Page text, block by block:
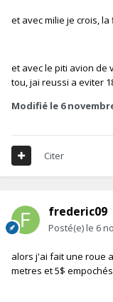
et avec milie je crois,
et avec le piti avion de
tou, jai reussi a eviter
Modifié le 6
Citer
frederic09
Posté(e)le 6
alors j'ai fait une roue
metres et 5$